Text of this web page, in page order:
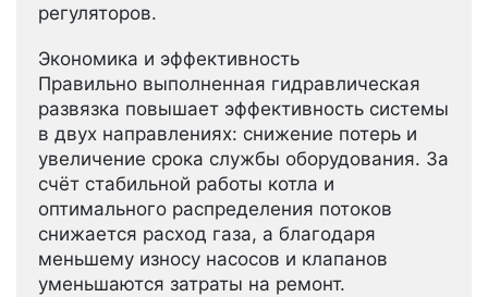
регуляторов.
Экономика и эффективность
Правильно выполненная гидравлическая
развязка повышает эффективность системы
в двух направлениях: снижение потерь и
увеличение срока службы оборудования. За
счёт стабильной работы котла и
оптимального распределения потоков
снижается расход газа, а благодаря
меньшему износу насосов и клапанов
уменьшаются затраты на ремонт.